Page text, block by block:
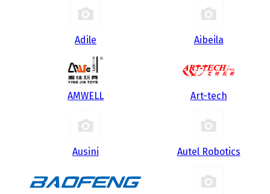
Adile Aibeila
AMWELL Art-tech
Ausini Autel Robotics